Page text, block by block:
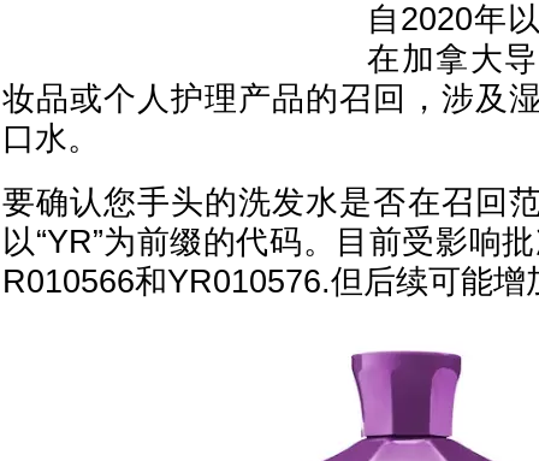
自2020年
在加拿大
妆品或个人护理产品的召回，涉及
口水。
要确认您手头的洗发水是否在召回
以“YR”为前缀的代码。目前受影响
R010566和YR010576.但后续可能增